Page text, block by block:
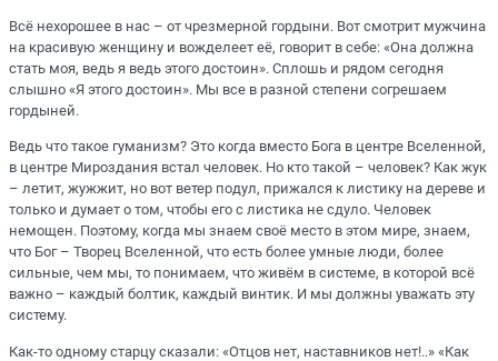
Всё нехорошее в нас – от чрезмерной гордыни. Вот смотрит мужчина
на красивую женщину и вожделеет её, говорит в себе: «Она должна
стать моя, ведь я ведь этого достоин». Сплошь и рядом сегодня
слышно «Я этого достоин». Мы все в разной степени согрешаем
гордыней.
Ведь что такое гуманизм? Это когда вместо Бога в центре Вселенной,
в центре Мироздания встал человек. Но кто такой – человек? Как жук
– летит, жужжит, но вот ветер подул, прижался к листику на дереве и
только и думает о том, чтобы его с листика не сдуло. Человек
немощен. Поэтому, когда мы знаем своё место в этом мире, знаем,
что Бог – Творец Вселенной, что есть более умные люди, более
сильные, чем мы, то понимаем, что живём в системе, в которой всё
важно – каждый болтик, каждый винтик. И мы должны уважать эту
систему.
Как-то одному старцу сказали: «Отцов нет, наставников нет!..» «Как